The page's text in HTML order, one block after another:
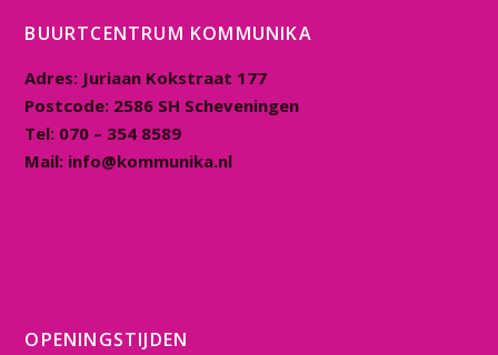
BUURTCENTRUM KOMMUNIKA
Adres: Juriaan Kokstraat 177
Postcode: 2586 SH Scheveningen
Tel: 070 – 354 8589
Mail: info@kommunika.nl
OPENINGSTIJDEN